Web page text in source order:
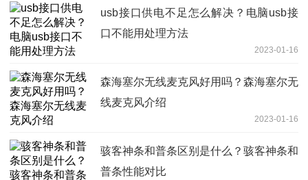
usb接口供电不足怎么解决？电脑usb接
口不能用处理方法
2023-01-16
森海塞尔无线麦克风好用吗？森海塞尔无
线麦克风介绍
2023-01-16
骇客神条和普条区别是什么？骇客神条和
普条性能对比